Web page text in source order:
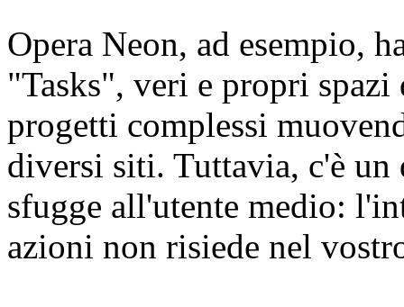
Opera Neon, ad esempio,
"Tasks", veri e propri
progetti complessi
diversi siti. Tuttavia, c'è un
sfugge all'utente medio:
azioni non risiede nel